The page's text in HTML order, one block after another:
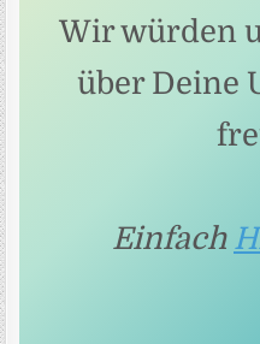
Wir würden
über Deine
Einfach